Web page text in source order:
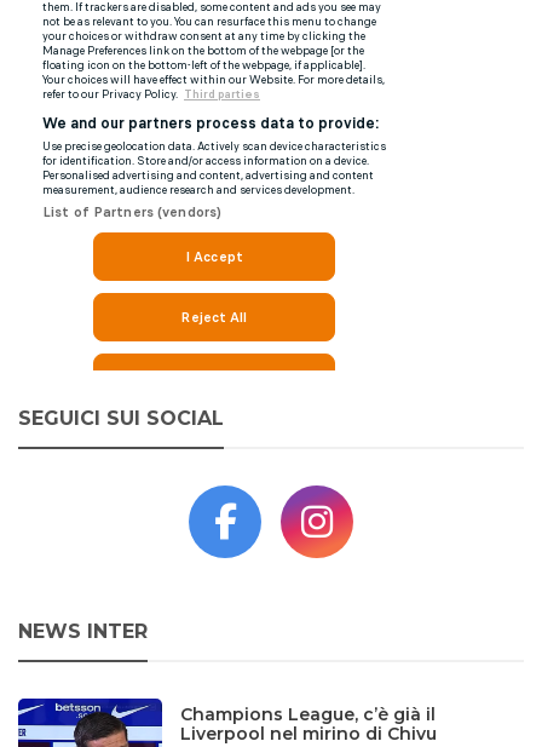
SEGUICI SUI SOCIAL
NEWS INTER
Champions League, c’è già il
Liverpool nel mirino di Chivu